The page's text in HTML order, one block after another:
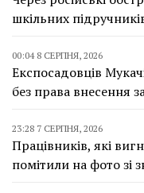
шкільних
00:04 8 СЕРПНЯ, 2026
Експосадовців
без права внесення
23:28 7 СЕРПНЯ, 2026
Працівників, які
помітили на фото